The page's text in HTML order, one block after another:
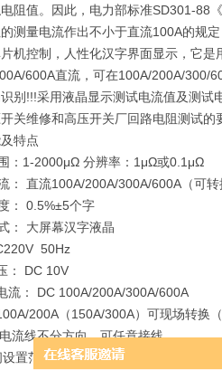
阻值。因此，电力部标准SD301-88
测量电流作出不小于直流100A的规定
机控制，人性化汉字界面显示，它
600A直流，可在100A/200A/300/
别!!!采用液晶显示测试电流值及测
关维修和高压开关厂回路电阻测试的
特点
：1-2000μΩ 分辨率：1μΩ或0.1μΩ
直流100A/200A/300A/600A（可转
： 0.5%±5个字
： 大屏幕汉字液晶
50Hz
： DC 10V
流： DC 100A/200A/300A/600A
200A（150A/300A）可现场转换（
流线不分方向，可任意接线。
设置范围：6―99S